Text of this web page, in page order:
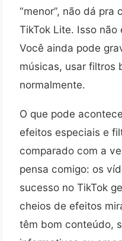
“menor”, não dá pra
TikTok Lite. Isso
Você ainda pode
músicas, usar filtros
normalmente.
O que pode
efeitos especiais e
comparado com a
pensa comigo: os
sucesso no TikTok
cheios de efeitos
têm bom conteúdo,